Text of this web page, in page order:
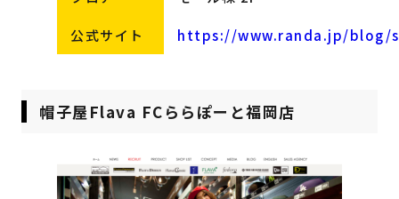
公式サイト https://www.randa.jp/
帽子屋Flava FCららぽーと福岡店